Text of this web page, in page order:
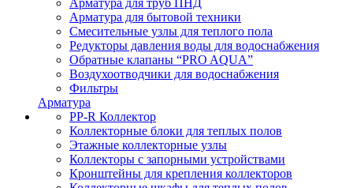
Арматура для труб ПНД
Арматура для бытовой техники
Смесительные узлы для теплого пола
Редукторы давления воды для водоснабжения
Обратные клапаны “PRO AQUA”
Воздухоотводчики для водоснабжения
Фильтры
Арматура
PP-R Коллектор
Коллекторные блоки для теплых полов
Этажные коллекторные узлы
Коллекторы с запорными устройствами
Кронштейны для крепления коллекторов